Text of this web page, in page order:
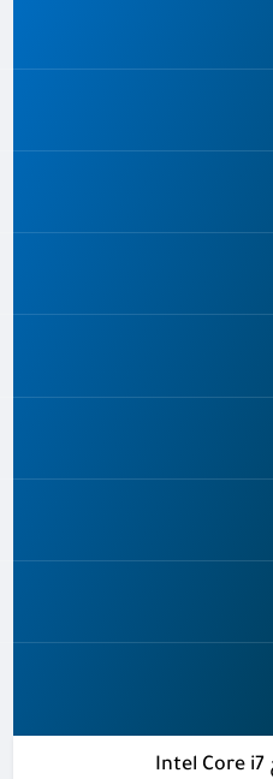
أداء ومواصفات معالج Intel Core i7